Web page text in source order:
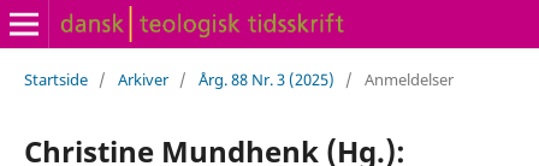
Startside / Arkiver / Årg. 88 Nr. 3 (2025) / Anmeldelser
Christine Mundhenk (Hg.):